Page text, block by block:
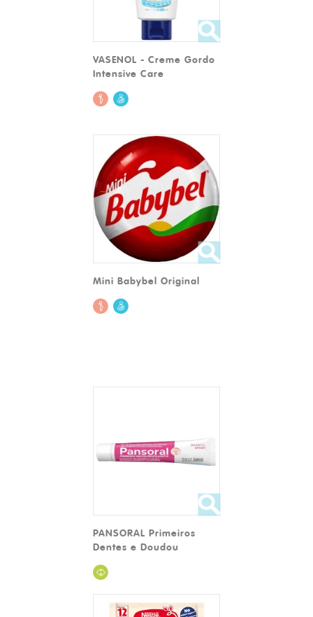
VASENOL - Creme Gordo
Intensive Care
Mini Babybel Original
PANSORAL Primeiros
Dentes e Doudou